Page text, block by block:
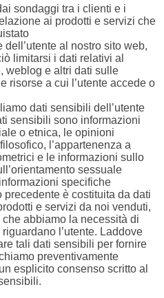
sondaggi tra i clienti e i
ai prodotti e servizi che
dell’utente al nostro sito web,
limitarsi i dati relativi al
weblog e altri dati sulle
risorse a cui l’utente accede o
dati sensibili dell’utente
sensibili sono informazioni
o etnica, le opinioni
l’appartenenza a
e le informazioni sullo
sessuale
specifiche
è costituita da dati
e servizi da noi venduti,
abbiamo la necessità di
l’utente. Laddove
tali dati sensibili per fornire
preventivamente
esplicito consenso scritto al